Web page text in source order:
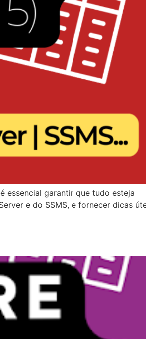
essencial garantir que tudo esteja
e do SSMS, e fornecer dicas